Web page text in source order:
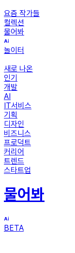
요즘 작가들
컬렉션
물어봐
놀이터
새로 나온
인기
개발
AI
IT서비스
기획
디자인
비즈니스
프로덕트
커리어
트렌드
스타트업
물어봐
BETA